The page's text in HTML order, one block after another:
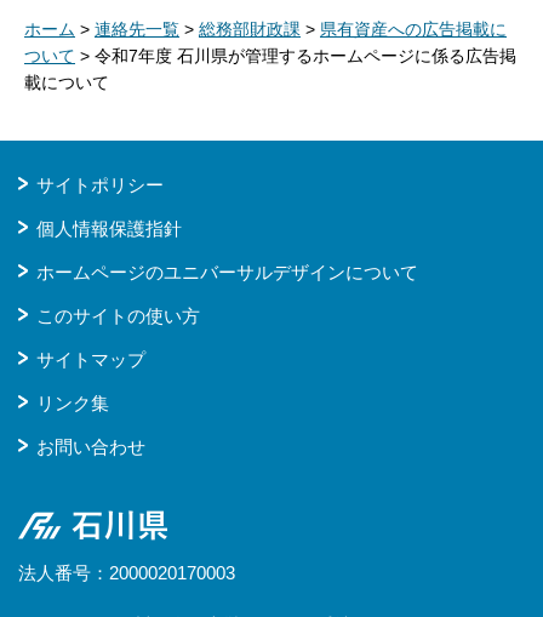
ホーム > 連絡先一覧 > 総務部財政課 > 県有資産への広告掲載に
ついて > 令和7年度 石川県が管理するホームページに係る広告掲
載について
サイトポリシー
個人情報保護指針
ホームページのユニバーサルデザインについて
このサイトの使い方
サイトマップ
リンク集
お問い合わせ
石川県
法人番号：2000020170003